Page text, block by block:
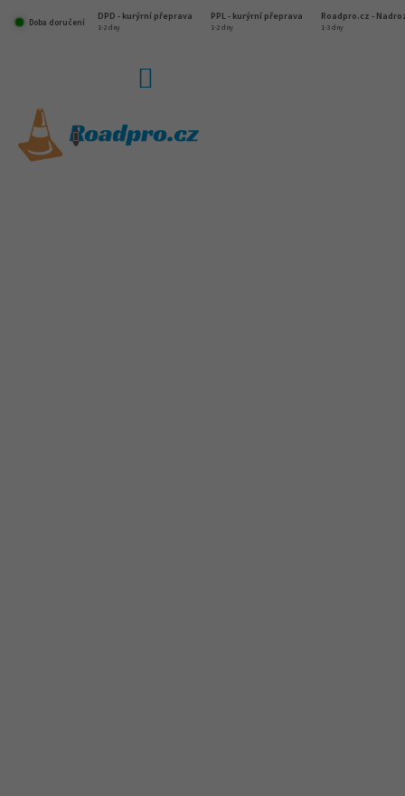
Doba doručení
DPD - kurýrní přeprava PPL - kurýrní přeprava Roadpro.cz -
1-2 dny 1-2 dny 1-3 dny